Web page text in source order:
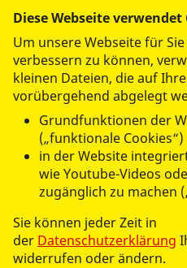
Jetzt anmelden!
Nutzen Sie die Gelegenheit
einen freien Krippenplatz ab
freuen uns darauf, Ihr Kind
anregenden Umgebung
zu begleiten.
weitere Informationen
vorzumerken, kontaktieren
stehen Ihnen für alle
und unser pädagogisches
Diese Webseite verwendet
Um unsere Webseite für
verbessern zu können,
kleinen Dateien, die auf
vorübergehend abgelegt
Grundfunktionen der
(„funktionale Cookies“)
in der Website
wie Youtube-Videos
zugänglich zu machen
Sie können jeder Zeit in
der Datenschutzerklärung
widerrufen oder ändern.